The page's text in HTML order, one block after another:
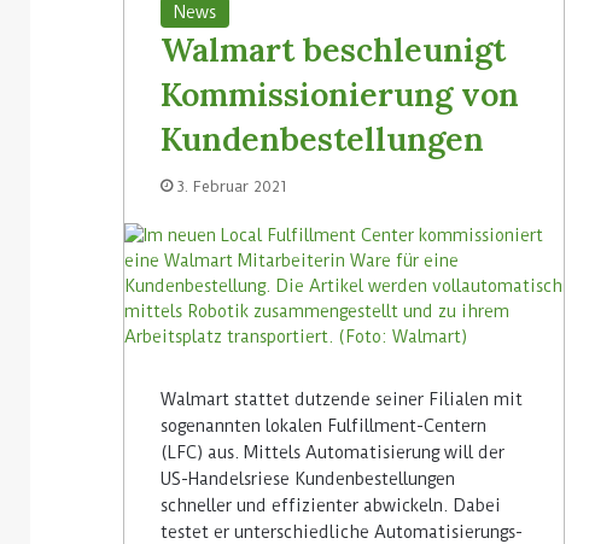
News
Walmart beschleunigt
Kommissionierung von
Kundenbestellungen
3. Februar 2021
Walmart stattet dutzende seiner Filialen mit
sogenannten lokalen Fulfillment-Centern
(LFC) aus. Mittels Automatisierung will der
US-Handelsriese Kundenbestellungen
schneller und effizienter abwickeln. Dabei
testet er unterschiedliche Automatisierungs-